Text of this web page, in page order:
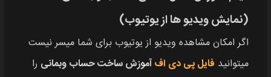
(نمایش ویدیو ها از یوتیوب)
اگر امکان مشاهده ویدیو از یوتیوب برای شما میسر نیست
میتوانید فایل پی دی افآموزش ساخت حساب وبمانی را